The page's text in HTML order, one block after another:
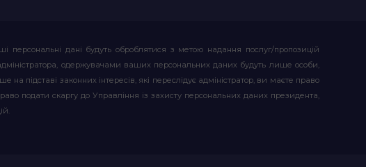
дані будуть оброблятися з метою надання послуг/пропозицій
одержувачами ваших персональних даних будуть лише особи,
на підставі законних інтересів, які переслідує адміністратор, ви маєте право
подати скаргу до Управління із захисту персональних даних президента,